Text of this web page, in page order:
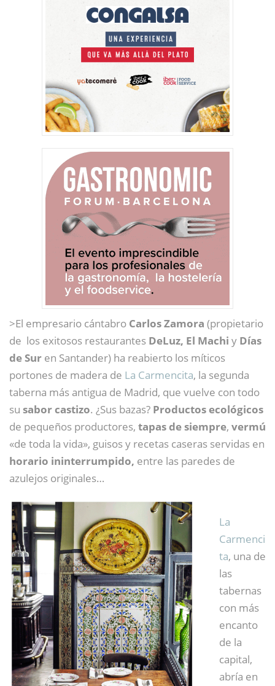
>El empresario cántabro Carlos Zamora (propietario
de los exitosos restaurantes DeLuz, El Machi y Días
de Sur en Santander) ha reabierto los míticos
portones de madera de La Carmencita, la segunda
taberna más antigua de Madrid, que vuelve con todo
su sabor castizo. ¿Sus bazas? Productos ecológicos
de pequeños productores, tapas de siempre, vermú
«de toda la vida», guisos y recetas caseras servidas en
horario ininterrumpido, entre las paredes de
azulejos originales…
La
Carmenci
ta, una de
las
tabernas
con más
encanto
de la
capital,
abría en